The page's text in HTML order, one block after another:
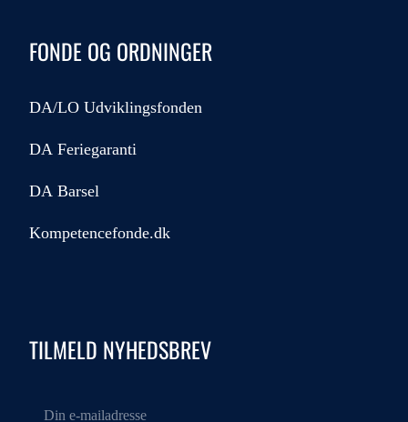
FONDE OG ORDNINGER
DA/LO Udviklingsfonden
DA Feriegaranti
DA Barsel
Kompetencefonde.dk
TILMELD NYHEDSBREV